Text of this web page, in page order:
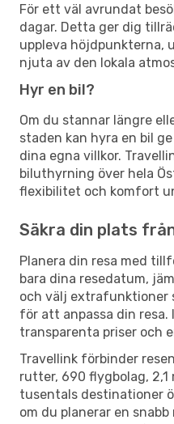
För ett väl avrundat
dagar. Detta ger dig
uppleva höjdpunkterna,
njuta av den lokala
Hyr en bil?
Om du stannar längre
staden kan hyra en bil
dina egna villkor.
biluthyrning över hela
flexibilitet och komfort
Säkra din plats
Planera din resa med
bara dina resedatum,
och välj extrafunktioner
för att anpassa din
transparenta priser och
Travellink förbinder
rutter, 690 flygbolag,
tusentals destinationer
om du planerar en